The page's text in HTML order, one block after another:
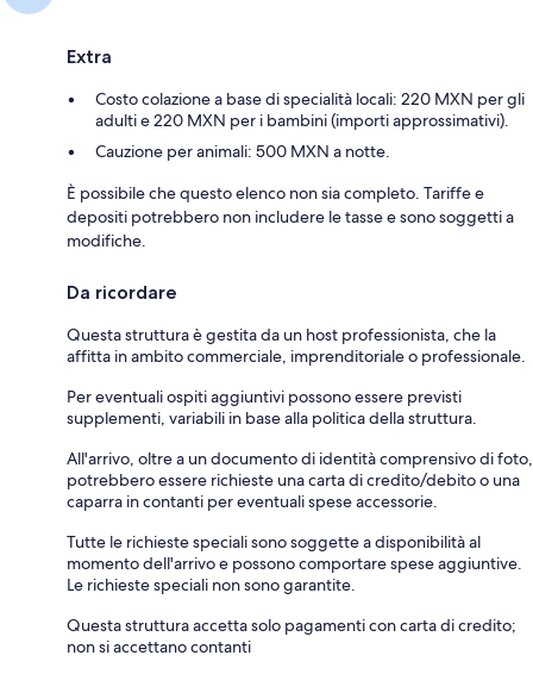
Extra
Costo colazione a base di specialità locali: 220 MXN per gli
adulti e 220 MXN per i bambini (importi approssimativi).
Cauzione per animali: 500 MXN a notte.
È possibile che questo elenco non sia completo. Tariffe e
depositi potrebbero non includere le tasse e sono soggetti a
modifiche.
Da ricordare
Questa struttura è gestita da un host professionista, che la
affitta in ambito commerciale, imprenditoriale o professionale.
Per eventuali ospiti aggiuntivi possono essere previsti
supplementi, variabili in base alla politica della struttura.
All'arrivo, oltre a un documento di identità comprensivo di foto,
potrebbero essere richieste una carta di credito/debito o una
caparra in contanti per eventuali spese accessorie.
Tutte le richieste speciali sono soggette a disponibilità al
momento dell'arrivo e possono comportare spese aggiuntive.
Le richieste speciali non sono garantite.
Questa struttura accetta solo pagamenti con carta di credito;
non si accettano contanti